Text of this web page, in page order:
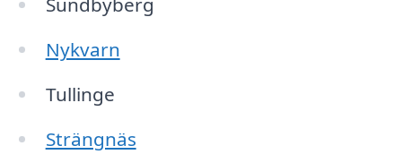
Nykvarn
Tullinge
Strängnäs